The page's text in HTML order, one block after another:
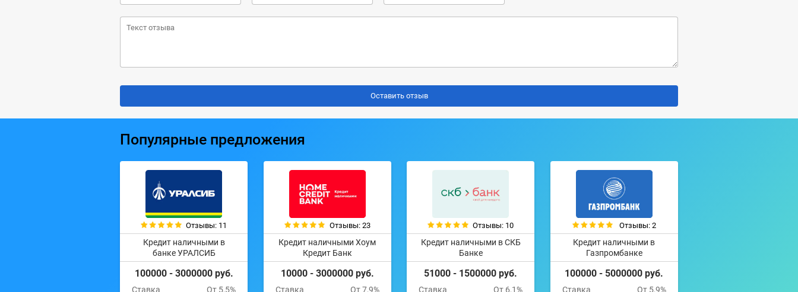
Популярные предложения
Отзывы: 11
Кредит наличными в
банке УРАЛСИБ
100000 - 3000000 руб.
Ставка От 5,5%
Отзывы: 23
Кредит наличными Хоум
Кредит Банк
10000 - 3000000 руб.
Ставка От 7,9%
Отзывы: 10
Кредит наличными в СКБ
Банке
51000 - 1500000 руб.
Ставка От 6,1%
Отзывы: 2
Кредит наличными в
Газпромбанке
100000 - 5000000 руб.
Ставка От 5,9%